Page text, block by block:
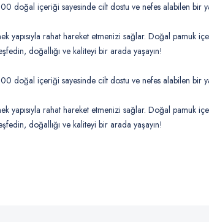
doğal içeriği sayesinde cilt dostu ve nefes alabilen bir
yapısıyla rahat hareket etmenizi sağlar. Doğal pamuk
doğallığı ve kaliteyi bir arada yaşayın!
doğal içeriği sayesinde cilt dostu ve nefes alabilen bir
yapısıyla rahat hareket etmenizi sağlar. Doğal pamuk
doğallığı ve kaliteyi bir arada yaşayın!